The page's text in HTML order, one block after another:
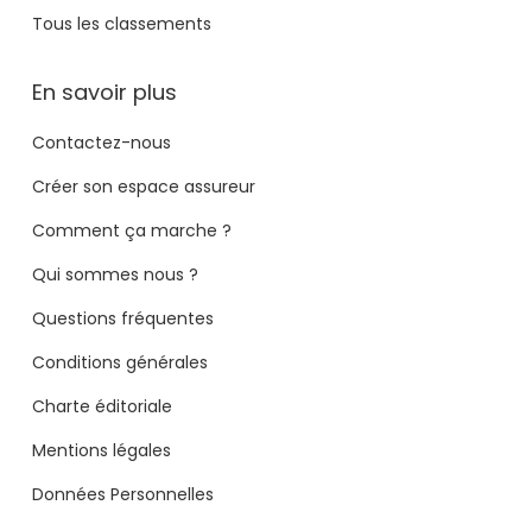
Tous les classements
En savoir plus
Contactez-nous
Créer son espace assureur
Comment ça marche ?
Qui sommes nous ?
Questions fréquentes
Conditions générales
Charte éditoriale
Mentions légales
Données Personnelles